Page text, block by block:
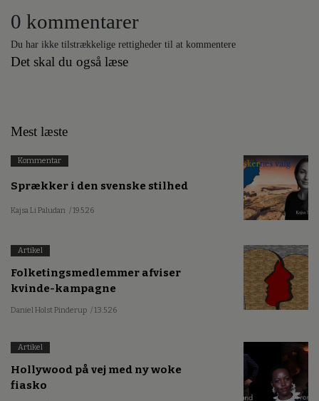
0 kommentarer
Du har ikke tilstrækkelige rettigheder til at kommentere
Det skal du også læse
Mest læste
Kommentar
Sprækker i den svenske stilhed
Kajsa Li Paludan / 19.5.26
Artikel
Folketingsmedlemmer afviser
kvinde-kampagne
Daniel Holst Pinderup / 13.5.26
Artikel
Hollywood på vej med ny woke
fiasko